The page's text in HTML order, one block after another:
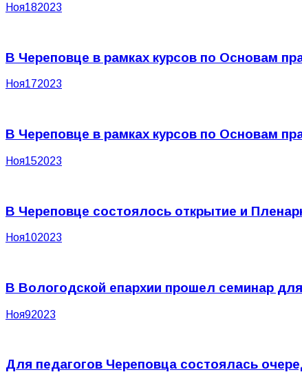
Ноя182023
В Череповце в рамках курсов по Основам
Ноя172023
В Череповце в рамках курсов по Основам
Ноя152023
В Череповце состоялось открытие и
Ноя102023
В Вологодской епархии прошел семинар
Ноя92023
Для педагогов Череповца состоялась